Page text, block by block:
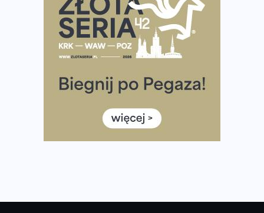
Ponad 12 tysięcy uczestników pobiegło dla Bohaterów!
Tętno vs tempo – czym kierować się w bieganiu?
Co ma dużo białka? Produkty, które warto włączyć do
Rozbiegany Olsztyn szykuje się na weekend z
Już w tę sobotę 35. Bieg Powstania Warszawskiego.
Wystartuje rekordowa liczba uczestników